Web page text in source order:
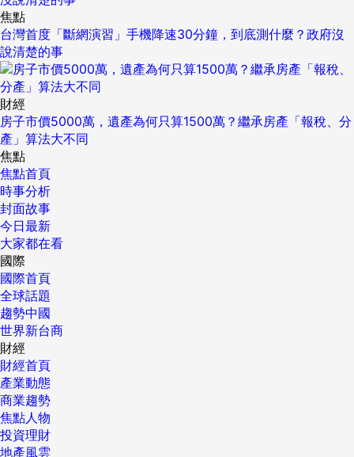
焦點
台灣首度「斷網演習」手機降速30分鐘，到底測什麼？政府沒
說清楚的事
財經
房子市價5000萬，遺產為何只算1500萬？繼承房產「報稅、分
產」算法大不同
焦點
焦點首頁
時事分析
封面故事
今日最新
大家都在看
國際
國際首頁
全球話題
趨勢中國
世界新台商
財經
財經首頁
產業動態
商業趨勢
焦點人物
投資理財
地產風雲